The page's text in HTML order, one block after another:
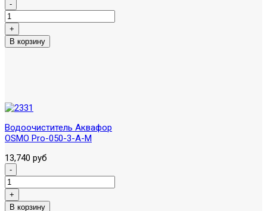
Водоочиститель Аквафор
OSMO Pro-050-3-А-М
13,740 руб